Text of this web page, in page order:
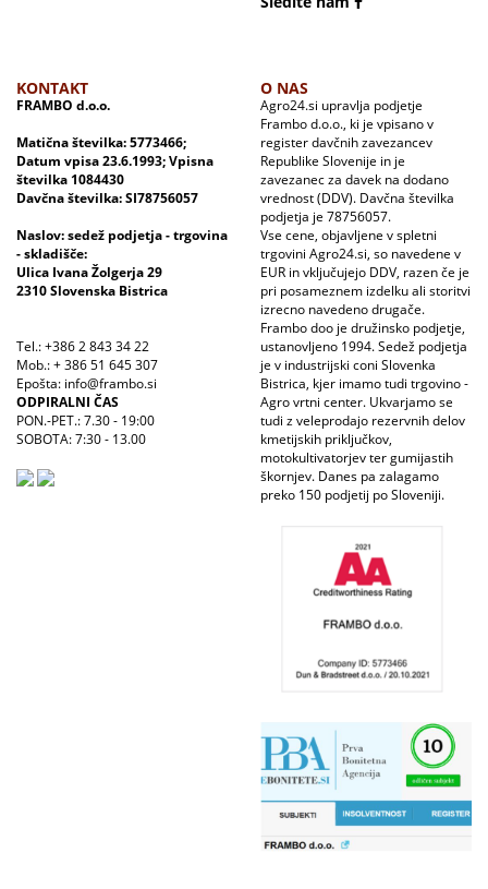
KONTAKT
FRAMBO d.o.o.
Matična številka: 5773466;
Datum vpisa 23.6.1993; Vpisna
številka 1084430
Davčna številka: SI78756057
Naslov: sedež podjetja - trgovina
- skladišče:
Ulica Ivana Žolgerja 29
2310 Slovenska Bistrica
Tel.: +386 2 843 34 22
Mob.: + 386 51 645 307
Epošta: info@frambo.si
ODPIRALNI ČAS
PON.-PET.: 7.30 - 19:00
SOBOTA: 7:30 - 13.00
O NAS
Agro24.si upravlja podjetje
Frambo d.o.o., ki je vpisano v
register davčnih zavezancev
Republike Slovenije in je
zavezanec za davek na dodano
vrednost (DDV). Davčna številka
podjetja je 78756057.
Vse cene, objavljene v spletni
trgovini Agro24.si, so navedene v
EUR in vključujejo DDV, razen če je
pri posameznem izdelku ali storitvi
izrecno navedeno drugače.
Frambo doo je družinsko podjetje,
ustanovljeno 1994. Sedež podjetja
je v industrijski coni Slovenka
Bistrica, kjer imamo tudi trgovino -
Agro vrtni center. Ukvarjamo se
tudi z veleprodajo rezervnih delov
kmetijskih priključkov,
motokultivatorjev ter gumijastih
škornjev. Danes pa zalagamo
preko 150 podjetij po Sloveniji.